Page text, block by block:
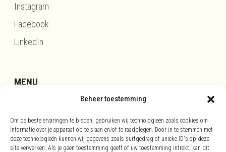
Beheer toestemming
Om de beste ervaringen te bieden, gebruiken wij technologieën zoals cookies om
informatie over je apparaat op te slaan en/of te raadplegen. Door in te stemmen met
deze technologieën kunnen wij gegevens zoals surfgedrag of unieke ID's op deze
site verwerken. Als je geen toestemming geeft of uw toestemming intrekt, kan dit
Instagram
Facebook
LinkedIn
MENU
Disclaimer
Privacy